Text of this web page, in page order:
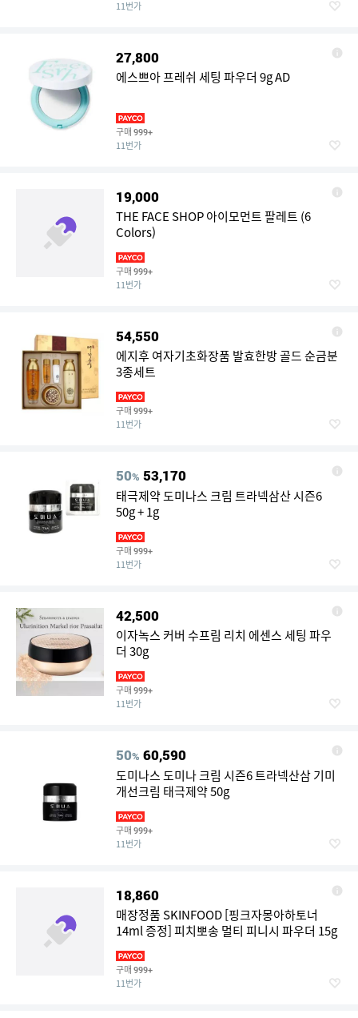
11번가
27,800
에스쁘아 프레쉬 세팅 파우더 9g AD
구매 999+
11번가
19,000
THE FACE SHOP 아이모먼트 팔레트 (6
Colors)
구매 999+
11번가
54,550
에지후 여자기초화장품 발효한방 골드 순금분
3종세트
구매 999+
11번가
50% 53,170
태극제약 도미나스 크림 트라넥삼산 시즌6
50g + 1g
구매 999+
11번가
42,500
이자녹스 커버 수프림 리치 에센스 세팅 파우
더 30g
구매 999+
11번가
50% 60,590
도미나스 도미나 크림 시즌6 트라넥산삼 기미
개선크림 태극제약 50g
구매 999+
11번가
18,860
매장정품 SKINFOOD [핑크자몽아하토너
14ml 증정] 피치뽀송 멀티 피니시 파우더 15g
구매 999+
11번가